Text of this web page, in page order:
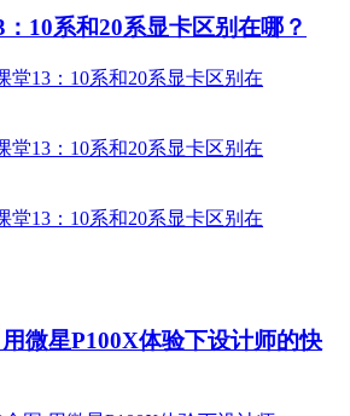
10系和20系显卡区别在哪？
微星P100X体验下设计师的快